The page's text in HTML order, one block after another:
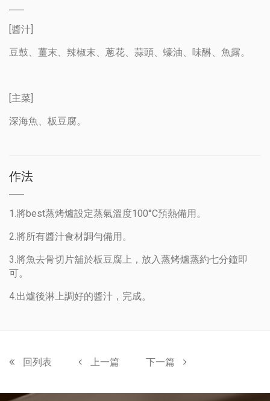
[醬汁]
豆鼓、薑末、辣椒末、蔥花、蒜頭、蠔油、味醂、魚露。
[主菜]
深海魚、板豆腐。
作法
1.將best蒸烤爐設定蒸氣溫度100°C預熱備用。
2.將所有醬汁食材調勻備用。
3.將魚去骨切片舖於板豆腐上，放入蒸烤爐蒸約七分鐘即
可。
4.出爐後淋上調好的醬汁，完成。
回列表 上一篇 下一篇